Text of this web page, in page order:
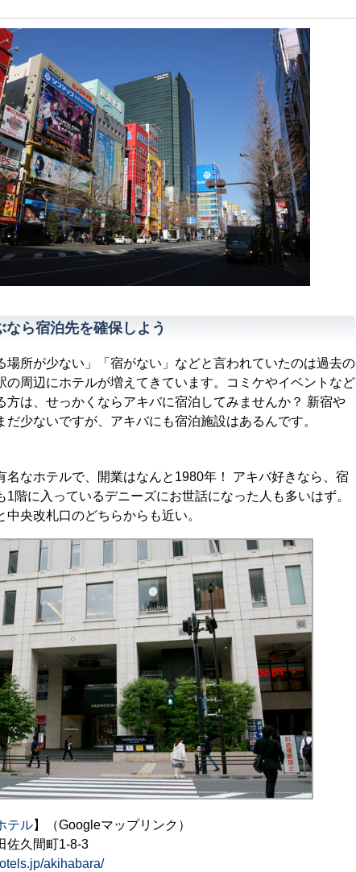
ら宿泊先を確保しよう
所が少ない」「宿がない」などと言われていたのは過去の
周辺にホテルが増えてきています。コミケやイベントなど
方は、せっかくならアキバに宿泊してみませんか？ 新宿や
だ少ないですが、アキバにも宿泊施設はあるんです。
なホテルで、開業はなんと1980年！ アキバ好きなら、宿
1階に入っているデニーズにお世話になった人も多いはず。
央改札口のどちらからも近い。
テル】（Googleマップリンク）
佐久間町1-8-3
akihabara/